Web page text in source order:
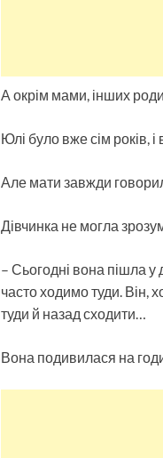
А окрім мами, інших
Юлі було вже сім років,
Але мати завжди
Дівчинка не могла
– Сьогодні вона пішла
часто ходимо туди. Він,
туди й назад сходити…
Вона подивилася на